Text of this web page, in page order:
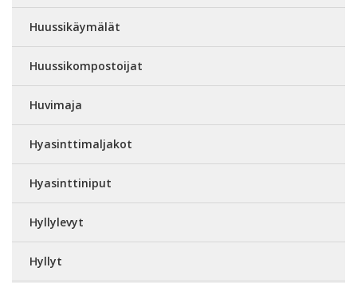
Huussikäymälät
Huussikompostoijat
Huvimaja
Hyasinttimaljakot
Hyasinttiniput
Hyllylevyt
Hyllyt